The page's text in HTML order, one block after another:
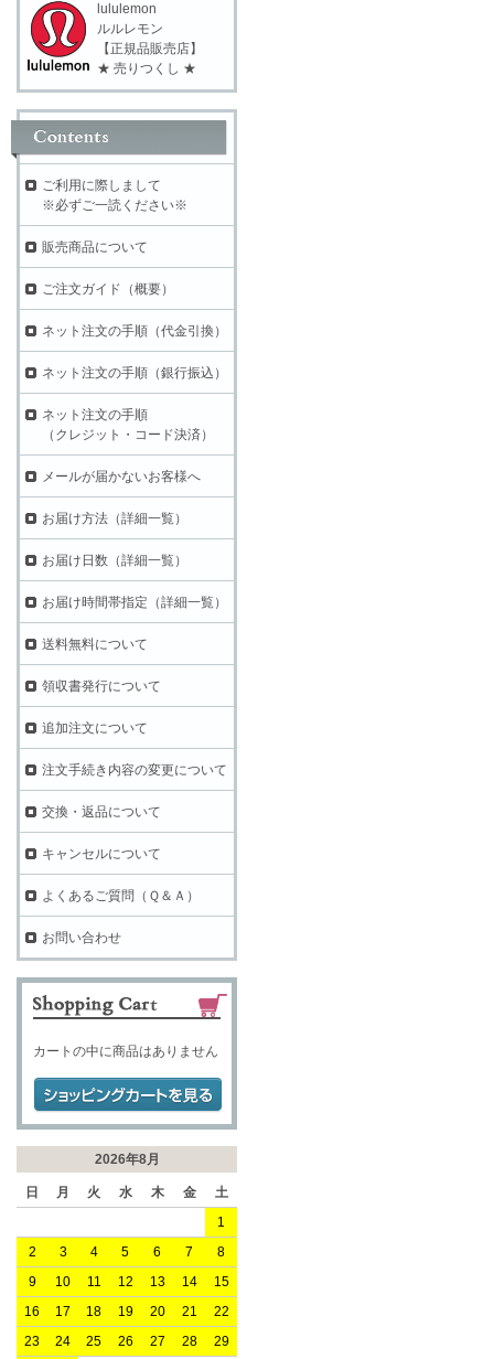
lululemon
ルルレモン
【正規品販売店】
★ 売りつくし ★
ご利用に際しまして
※必ずご一読ください※
販売商品について
ご注文ガイド（概要）
ネット注文の手順（代金引換）
ネット注文の手順（銀行振込）
ネット注文の手順
（クレジット・コード決済）
メールが届かないお客様へ
お届け方法（詳細一覧）
お届け日数（詳細一覧）
お届け時間帯指定（詳細一覧）
送料無料について
領収書発行について
追加注文について
注文手続き内容の変更について
交換・返品について
キャンセルについて
よくあるご質問（Ｑ＆Ａ）
お問い合わせ
カートの中に商品はありません
2026年8月
日 月 火 水 木 金
土
1
2
3 4 5 6 7
8
9
10 11 12 13 14
15
16
17 18 19 20 21
22
23
24 25 26 27 28
29